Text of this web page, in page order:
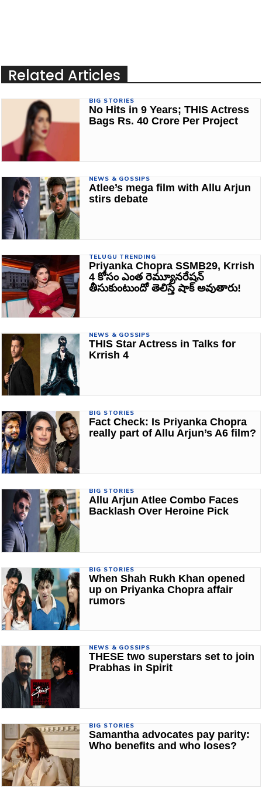
Related Articles
BIG STORIES
No Hits in 9 Years; THIS Actress
Bags Rs. 40 Crore Per Project
NEWS & GOSSIPS
Atlee’s mega film with Allu Arjun
stirs debate
TELUGU TRENDING
Priyanka Chopra SSMB29, Krrish
4 కోసం ఎంత రెమ్యూనరేషన్
తీసుకుంటుందో తెలిస్తే షాక్ అవుతారు!
NEWS & GOSSIPS
THIS Star Actress in Talks for
Krrish 4
BIG STORIES
Fact Check: Is Priyanka Chopra
really part of Allu Arjun’s A6 film?
BIG STORIES
Allu Arjun Atlee Combo Faces
Backlash Over Heroine Pick
BIG STORIES
When Shah Rukh Khan opened
up on Priyanka Chopra affair
rumors
NEWS & GOSSIPS
THESE two superstars set to join
Prabhas in Spirit
BIG STORIES
Samantha advocates pay parity:
Who benefits and who loses?